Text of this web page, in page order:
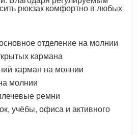
рюкзак комфортно в любых
отделение на молнии
кармана
карман на молнии
молнии
ремни
учёбы, офиса и активного